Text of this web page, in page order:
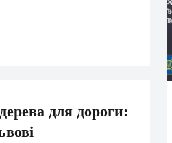
для дороги: